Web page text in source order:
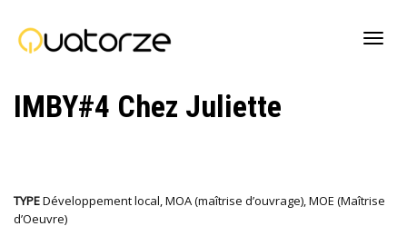
IMBY#4 Chez Juliette
TYPEDéveloppement local, MOA (maîtrise d’ouvrage), MOE (Maîtrise
d’Oeuvre)